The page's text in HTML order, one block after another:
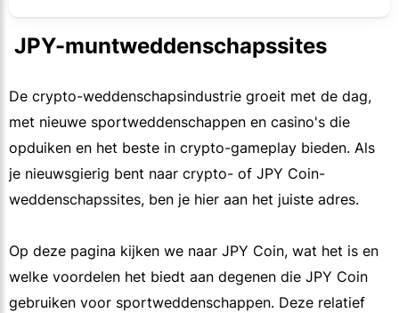
JPY-muntweddenschapssites
De crypto-weddenschapsindustrie groeit met de dag,
met nieuwe sportweddenschappen en casino's die
opduiken en het beste in crypto-gameplay bieden. Als
je nieuwsgierig bent naar crypto- of JPY Coin-
weddenschapssites, ben je hier aan het juiste adres.
Op deze pagina kijken we naar JPY Coin, wat het is en
welke voordelen het biedt aan degenen die JPY Coin
gebruiken voor sportweddenschappen. Deze relatief